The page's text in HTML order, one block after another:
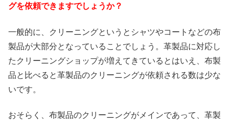
グを依頼できますでしょうか？
一般的に、クリーニングというとシャツやコートなどの布
製品が大部分となっていることでしょう。革製品に対応し
たクリーニングショップが増えてきているとはいえ、布製
品と比べると革製品のクリーニングが依頼される数は少な
いです。
おそらく、布製品のクリーニングがメインであって、革製